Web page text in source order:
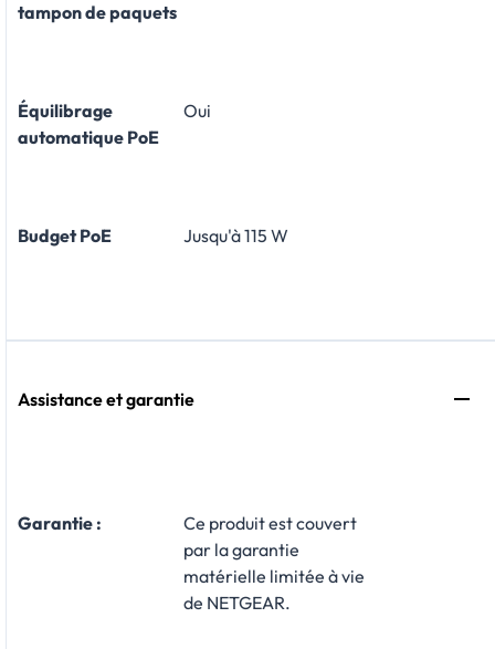
tampon de paquets
Équilibrage
automatique PoE
Oui
Budget PoE Jusqu'à 115 W
Assistance et garantie
Garantie :
​Ce produit est couvert
par la garantie
matérielle limitée à vie
de NETGEAR.